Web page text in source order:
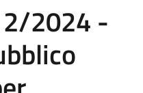
2/2024 -